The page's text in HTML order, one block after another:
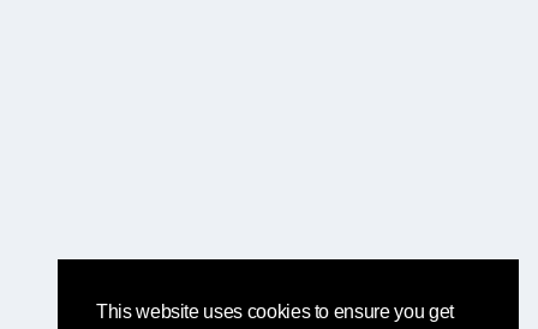
This website uses cookies to ensure you get